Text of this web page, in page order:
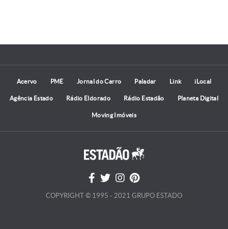
Acervo PME Jornal do Carro Paladar Link iLocal
Agência Estado Rádio Eldorado Rádio Estadão Planeta Digital
Moving Imóveis
COPYRIGHT © 1995 - 2021 GRUPO ESTADO